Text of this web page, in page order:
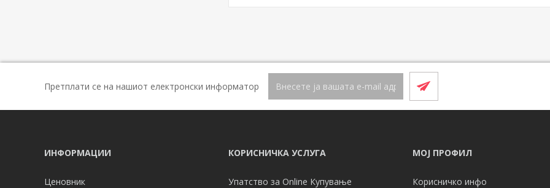
Претплати се на нашиот електронски информатор
ИНФОРМАЦИИ
Ценовник
КОРИСНИЧКА УСЛУГА
Упатство за Online Купување
МОЈ ПРОФИЛ
Корисничко инфо